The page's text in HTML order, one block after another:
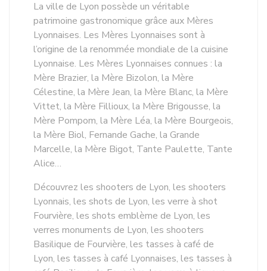
La ville de Lyon possède un véritable
patrimoine gastronomique grâce aux Mères
Lyonnaises. Les Mères Lyonnaises sont à
l’origine de la renommée mondiale de la cuisine
Lyonnaise. Les Mères Lyonnaises connues : la
Mère Brazier, la Mère Bizolon, la Mère
Célestine, la Mère Jean, la Mère Blanc, la Mère
Vittet, la Mère Fillioux, la Mère Brigousse, la
Mère Pompom, la Mère Léa, la Mère Bourgeois,
la Mère Biol, Fernande Gache, la Grande
Marcelle, la Mère Bigot, Tante Paulette, Tante
Alice…
Découvrez les shooters de Lyon, les shooters
Lyonnais, les shots de Lyon, les verre à shot
Fourvière, les shots emblème de Lyon, les
verres monuments de Lyon, les shooters
Basilique de Fourvière, les tasses à café de
Lyon, les tasses à café Lyonnaises, les tasses à